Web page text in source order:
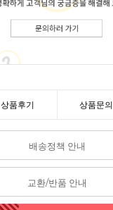
상품후기 상품문의
배송정책 안내
교환/반품 안내